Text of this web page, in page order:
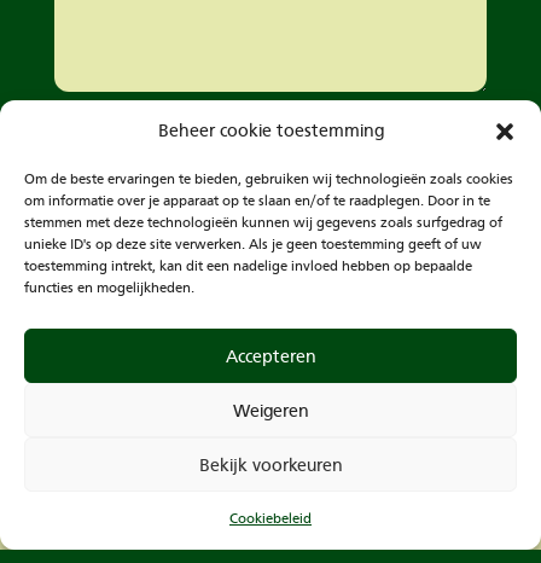
Beheer cookie toestemming
Om de beste ervaringen te bieden, gebruiken wij technologieën zoals cookies
om informatie over je apparaat op te slaan en/of te raadplegen. Door in te
stemmen met deze technologieën kunnen wij gegevens zoals surfgedrag of
unieke ID's op deze site verwerken. Als je geen toestemming geeft of uw
toestemming intrekt, kan dit een nadelige invloed hebben op bepaalde
functies en mogelijkheden.
Accepteren
Weigeren
Bekijk voorkeuren
Cookiebeleid
Schrijf mij in voor de nieuwsbrief
Indienen
©2025 Eyckenhout B.V. – alle rechten